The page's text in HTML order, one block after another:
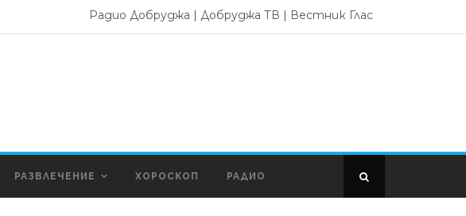
Радио Добруджа | Добруджа ТВ | Вестник Глас
РАЗВЛЕЧЕНИЕ ХОРОСКОП РАДИО